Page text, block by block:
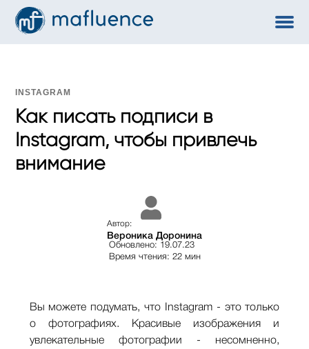
INSTAGRAM
Как писать подписи в
Instagram, чтобы привлечь
внимание
Автор:
Вероника Доронина
Обновлено: 19.07.23
Время чтения: 22 мин
Вы можете подумать, что Instagram - это только
о фотографиях. Красивые изображения и
увлекательные фотографии - несомненно,